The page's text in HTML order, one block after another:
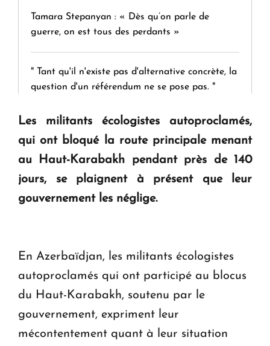
Tamara Stepanyan : « Dès qu’on parle de
guerre, on est tous des perdants »
" Tant qu'il n'existe pas d'alternative concrète, la
question d'un référendum ne se pose pas. "
KASA : 30 ans d'audace, de résilience et d'avenir
en Arménie
Le premier hôtel Hyatt Regency d'Arménie
ouvrira ses portes à Dilijan
Les militants écologistes autoproclamés,
qui ont bloqué la route principale menant
au Haut-Karabakh pendant près de 140
jours, se plaignent à présent que leur
gouvernement les néglige.
En Azerbaïdjan, les militants écologistes
autoproclamés qui ont participé au blocus
du Haut-Karabakh, soutenu par le
gouvernement, expriment leur
mécontentement quant à leur situation